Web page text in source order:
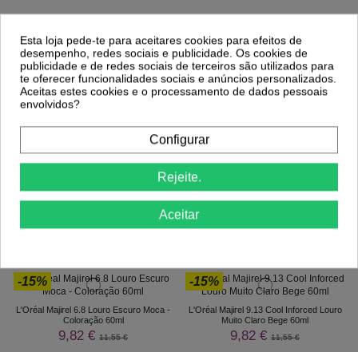
Comprar Comprar
Clientes Que Compraram Este
-15%
L'Oréal Majirel 6.8 Louro Escuro Moca -
Coloração 60ml
9,82 € 11,55 €
-15%
L'Oréal Majirel 9.13 Cool Inforced Louro
Muito Claro Bege 60ml
9,82 € 11,55 €
Esta loja pede-te para aceitares cookies para efeitos de
desempenho, redes sociais e publicidade. Os cookies de
publicidade e de redes sociais de terceiros são utilizados para
te oferecer funcionalidades sociais e anúncios personalizados.
Aceitas estes cookies e o processamento de dados pessoais
envolvidos?
Configurar
Rejeite.
Aceitar